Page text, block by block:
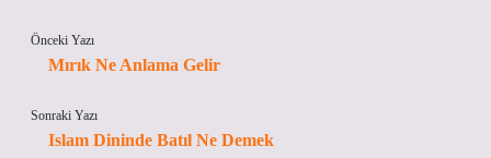
Önceki Yazı
Mırık Ne Anlama Gelir
Sonraki Yazı
Islam Dininde Batıl Ne Demek